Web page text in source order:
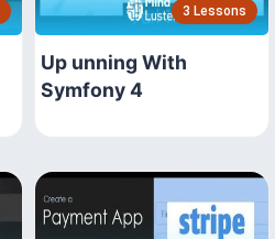
3 Lessons
Up unning With
Symfony 4